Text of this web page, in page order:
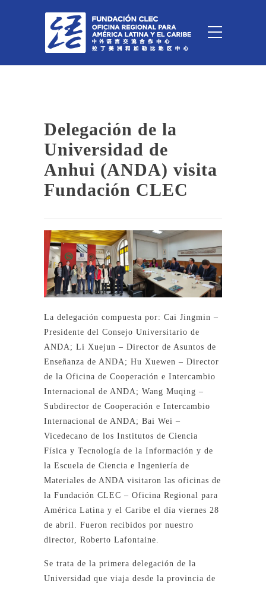
Delegación de la
Universidad de
Anhui (ANDA) visita
Fundación CLEC
La delegación compuesta por: Cai Jingmin –
Presidente del Consejo Universitario de
ANDA; Li Xuejun – Director de Asuntos de
Enseñanza de ANDA; Hu Xuewen – Director
de la Oficina de Cooperación e Intercambio
Internacional de ANDA; Wang Muqing –
Subdirector de Cooperación e Intercambio
Internacional de ANDA; Bai Wei –
Vicedecano de los Institutos de Ciencia
Física y Tecnología de la Información y de
la Escuela de Ciencia e Ingeniería de
Materiales de ANDA visitaron las oficinas de
la Fundación CLEC – Oficina Regional para
América Latina y el Caribe el día viernes 28
de abril. Fueron recibidos por nuestro
director, Roberto Lafontaine.
Se trata de la primera delegación de la
Universidad que viaja desde la provincia de